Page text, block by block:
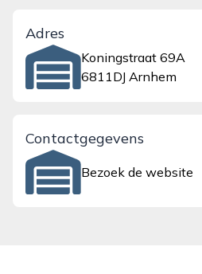
Adres
Koningstraat 69A
6811DJ Arnhem
Contactgegevens
Bezoek de website